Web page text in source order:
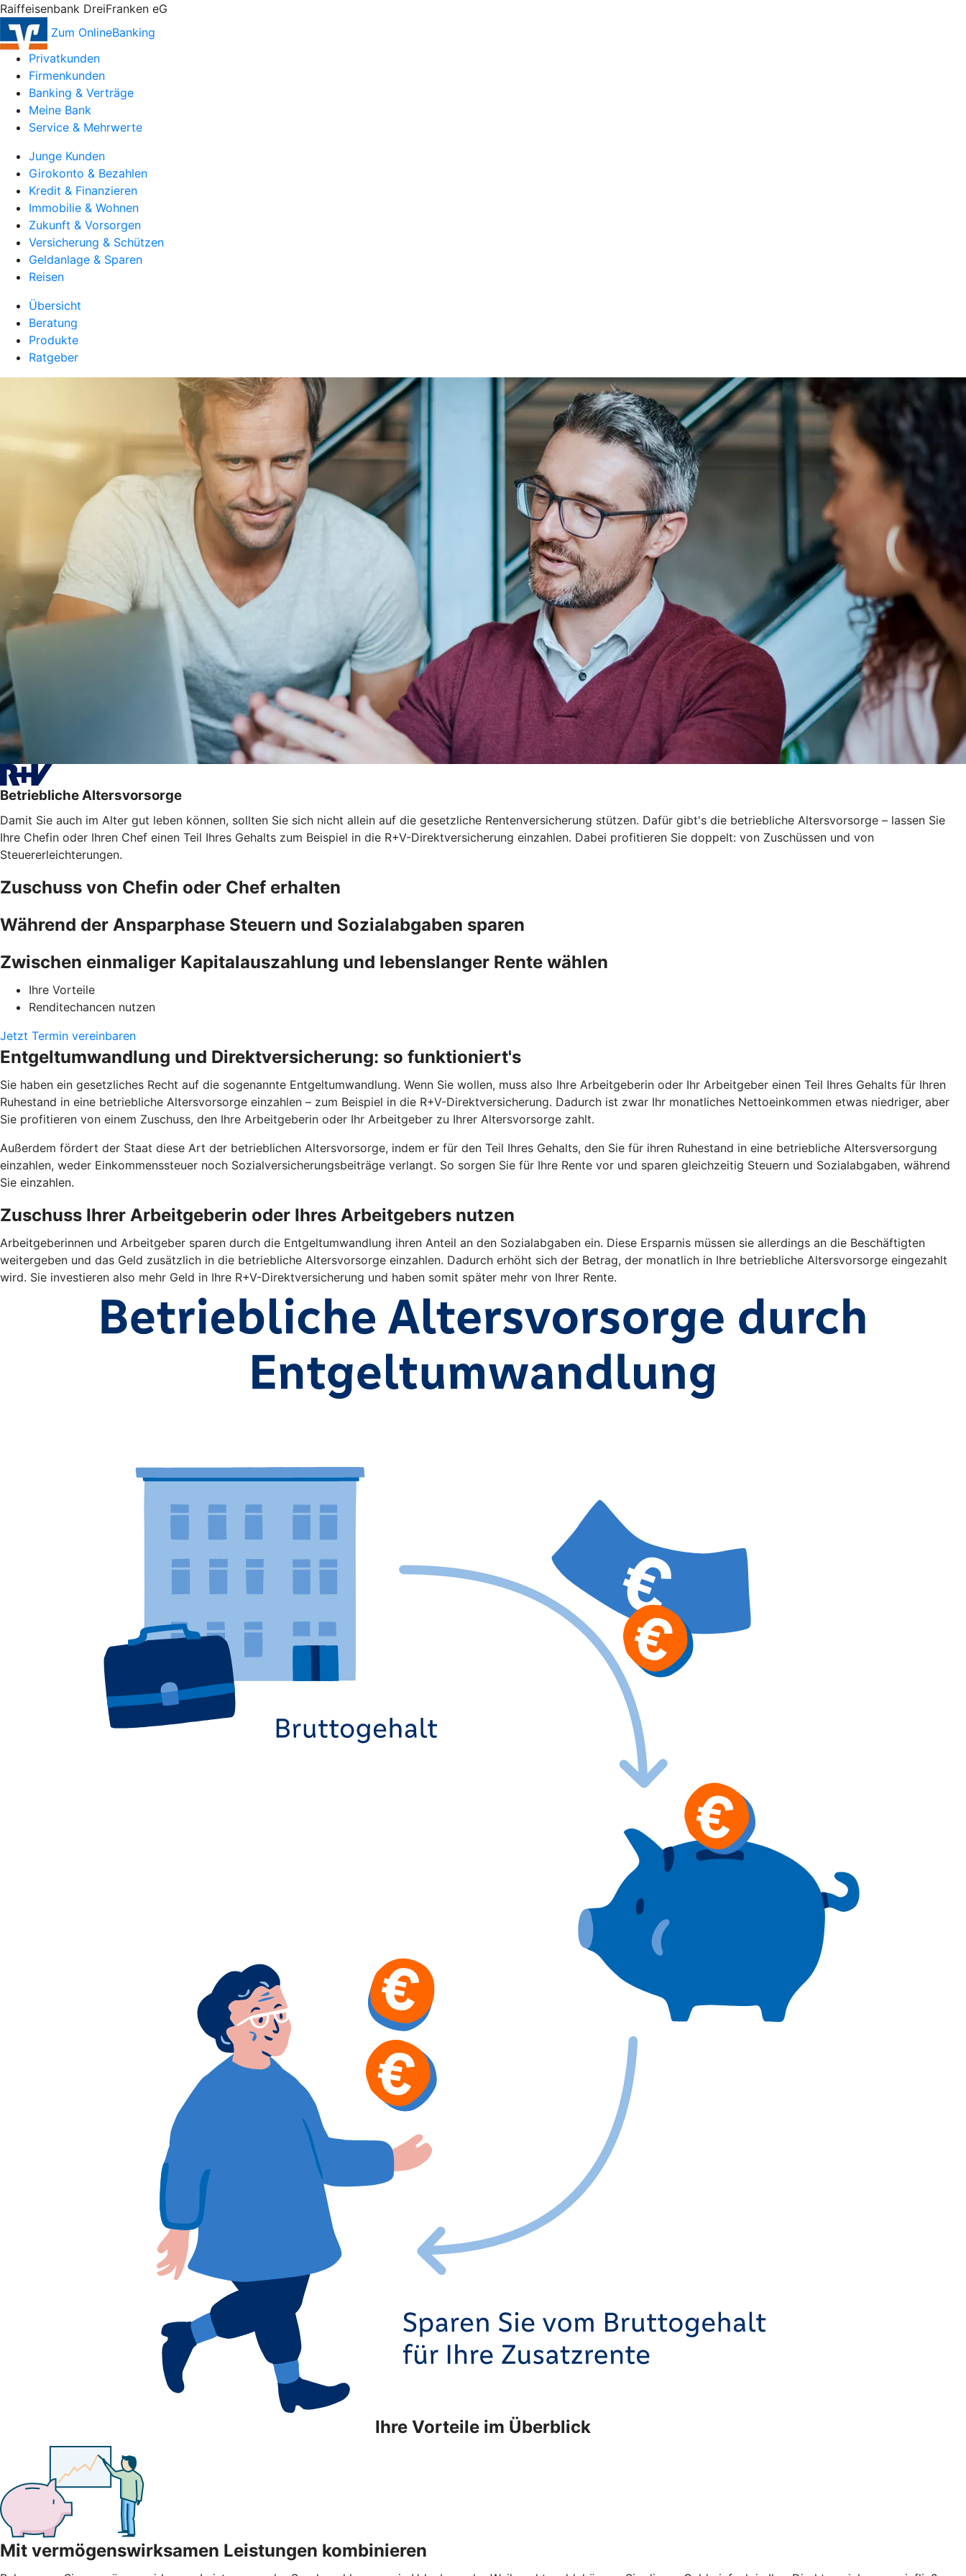
Raiffeisenbank DreiFranken eG
Zum OnlineBanking
Privatkunden
Firmenkunden
Banking & Verträge
Meine Bank
Service & Mehrwerte
Junge Kunden
Girokonto & Bezahlen
Kredit & Finanzieren
Immobilie & Wohnen
Zukunft & Vorsorgen
Versicherung & Schützen
Geldanlage & Sparen
Reisen
Übersicht
Beratung
Produkte
Ratgeber
Betriebliche Altersvorsorge
Damit Sie auch im Alter gut leben können, sollten Sie sich nicht allein auf die gesetzliche Rentenversicherung stützen. Dafür gibt's die betriebliche Altersvorsorge – lassen Sie
Ihre Chefin oder Ihren Chef einen Teil Ihres Gehalts zum Beispiel in die R+V-Direktversicherung einzahlen. Dabei profitieren Sie doppelt: von Zuschüssen und von
Steuererleichterungen.
Zuschuss von Chefin oder Chef erhalten
Während der Ansparphase Steuern und Sozialabgaben sparen
Zwischen einmaliger Kapitalauszahlung und lebenslanger Rente wählen
Ihre Vorteile
Renditechancen nutzen
Jetzt Termin vereinbaren
Entgeltumwandlung und Direktversicherung: so funktioniert's
Sie haben ein gesetzliches Recht auf die sogenannte Entgeltumwandlung. Wenn Sie wollen, muss also Ihre Arbeitgeberin oder Ihr Arbeitgeber einen Teil Ihres Gehalts für Ihren
Ruhestand in eine betriebliche Altersvorsorge einzahlen – zum Beispiel in die R+V-Direktversicherung. Dadurch ist zwar Ihr monatliches Nettoeinkommen etwas niedriger, aber
Sie profitieren von einem Zuschuss, den Ihre Arbeitgeberin oder Ihr Arbeitgeber zu Ihrer Altersvorsorge zahlt.
Außerdem fördert der Staat diese Art der betrieblichen Altersvorsorge, indem er für den Teil Ihres Gehalts, den Sie für ihren Ruhestand in eine betriebliche Altersversorgung
einzahlen, weder Einkommenssteuer noch Sozialversicherungsbeiträge verlangt. So sorgen Sie für Ihre Rente vor und sparen gleichzeitig Steuern und Sozialabgaben, während
Sie einzahlen.
Zuschuss Ihrer Arbeitgeberin oder Ihres Arbeitgebers nutzen
Arbeitgeberinnen und Arbeitgeber sparen durch die Entgeltumwandlung ihren Anteil an den Sozialabgaben ein. Diese Ersparnis müssen sie allerdings an die Beschäftigten
weitergeben und das Geld zusätzlich in die betriebliche Altersvorsorge einzahlen. Dadurch erhöht sich der Betrag, der monatlich in Ihre betriebliche Altersvorsorge eingezahlt
wird. Sie investieren also mehr Geld in Ihre R+V-Direktversicherung und haben somit später mehr von Ihrer Rente.
Ihre Vorteile im Überblick
Mit vermögenswirksamen Leistungen kombinieren